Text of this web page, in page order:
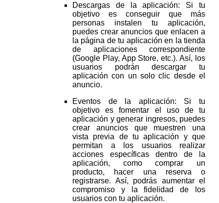
Descargas de la aplicación: Si tu
objetivo es conseguir que más
personas instalen tu aplicación,
puedes crear anuncios que enlacen a
la página de tu aplicación en la tienda
de aplicaciones correspondiente
(Google Play, App Store, etc.). Así, los
usuarios podrán descargar tu
aplicación con un solo clic desde el
anuncio.
Eventos de la aplicación: Si tu
objetivo es fomentar el uso de tu
aplicación y generar ingresos, puedes
crear anuncios que muestren una
vista previa de tu aplicación y que
permitan a los usuarios realizar
acciones específicas dentro de la
aplicación, como comprar un
producto, hacer una reserva o
registrarse. Así, podrás aumentar el
compromiso y la fidelidad de los
usuarios con tu aplicación.